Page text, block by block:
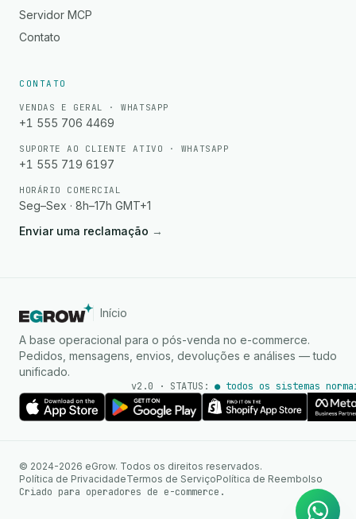
Servidor MCP
Contato
CONTATO
VENDAS E GERAL · WHATSAPP
+1 555 706 4469
SUPORTE AO CLIENTE ATIVO · WHATSAPP
+1 555 719 6197
HORÁRIO COMERCIAL
Seg–Sex · 8h–17h GMT+1
Enviar uma reclamação →
Início
A base operacional para o pós-venda no e-commerce.
Pedidos, mensagens, envios, devoluções e análises — tudo
unificado.
v2.0 · STATUS: ● todos os sistemas
© 2024-2026 eGrow. Todos os direitos reservados.
Política de PrivacidadeTermos de ServiçoPolítica de Reembolso
Criado para operadores de e-commerce.
WhatsApp